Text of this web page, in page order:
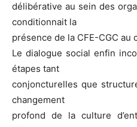
délibérative au sein des
conditionnait la
présence de la CFE-CGC
Le dialogue social enfin
étapes tant
conjoncturelles que
changement
profond de la culture